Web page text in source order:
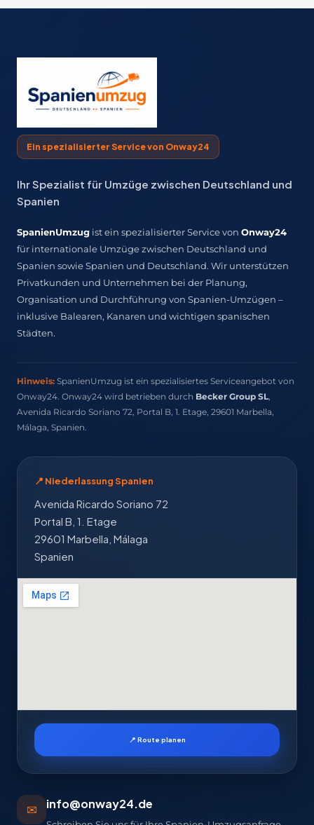
Ein spezialisierter Service von Onway24
Ihr Spezialist für Umzüge zwischen Deutschland und
Spanien
SpanienUmzug ist ein spezialisierter Service von Onway24
für internationale Umzüge zwischen Deutschland und
Spanien sowie Spanien und Deutschland. Wir unterstützen
Privatkunden und Unternehmen bei der Planung,
Organisation und Durchführung von Spanien-Umzügen –
inklusive Balearen, Kanaren und wichtigen spanischen
Städten.
Hinweis: SpanienUmzug ist ein spezialisiertes Serviceangebot von
Onway24. Onway24 wird betrieben durch Becker Group SL
Avenida Ricardo Soriano 72, Portal B, 1. Etage, 29601 Marbella,
Málaga, Spanien.
📍 Niederlassung Spanien
Avenida Ricardo Soriano 72
Portal B, 1. Etage
29601 Marbella, Málaga
Spanien
📍 Route planen
✉ info@onway24.de